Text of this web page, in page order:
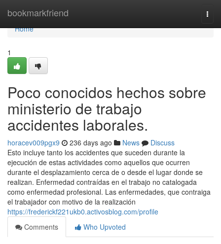
bookmarkfriend
Home
Home
1
Poco conocidos hechos sobre
ministerio de trabajo
accidentes laborales.
horacev009pgx9 236 days ago News
Discuss
Esto incluye tanto los accidentes que suceden durante la
ejecución de estas actividades como aquellos que ocurren
durante el desplazamiento cerca de o desde el lugar donde se
realizan. Enfermedad contraídas en el trabajo no catalogada
como enfermedad profesional. Las enfermedades, que contraiga
el trabajador con motivo de la realización
https://frederickf221ukb0.activosblog.com/profile
Comments
Who Upvoted